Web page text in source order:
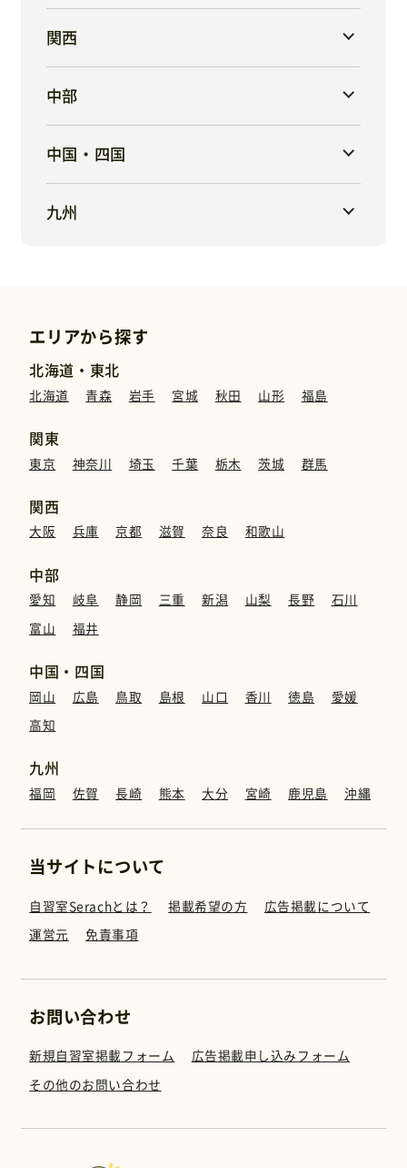
関西
中部
中国・四国
九州
エリアから探す
北海道・東北
北海道 青森 岩手 宮城 秋田 山形 福島
関東
東京 神奈川 埼玉 千葉 栃木 茨城 群馬
関西
大阪 兵庫 京都 滋賀 奈良 和歌山
中部
愛知 岐阜 静岡 三重 新潟 山梨 長野
石川
富山
福井
中国・四国
岡山 広島 鳥取 島根 山口 香川 徳島
愛媛
高知
九州
福岡 佐賀 長崎 熊本 大分 宮崎 鹿児島 沖縄
当サイトについて
自習室Serachとは？ 掲載希望の方
広告掲載について
運営元
免責事項
お問い合わせ
新規自習室掲載フォーム
広告掲載申し込みフォーム
その他のお問い合わせ